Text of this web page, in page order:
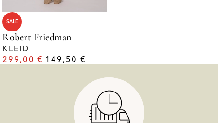
SALE
Robert Friedman
KLEID
299,00€ 149,50€